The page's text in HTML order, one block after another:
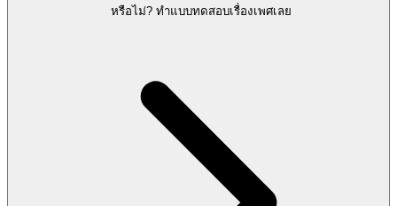
หรือไม่? ทำแบบทดสอบเรื่องเพศเลย